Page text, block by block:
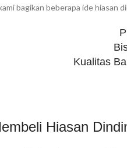
bagikan beberapa ide hiasan
Kualitas
Hiasan